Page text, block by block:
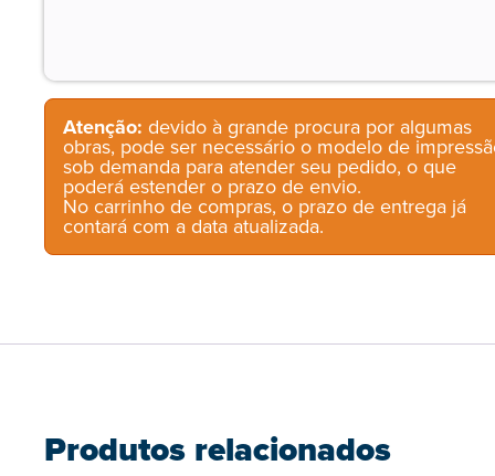
Atenção: devido à grande procura por algumas
obras, pode ser necessário o modelo de
sob demanda para atender seu pedido, o que
poderá estender o prazo de envio.
No carrinho de compras, o prazo de entrega já
contará com a data atualizada.
Produtos relacionados